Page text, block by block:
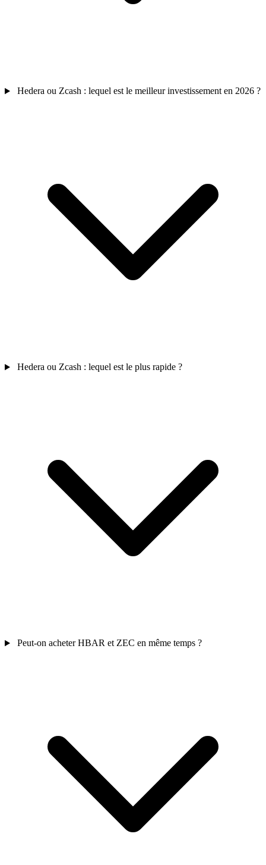
Hedera ou Zcash : lequel est le meilleur investissement en 2026 ?
Hedera ou Zcash : lequel est le plus rapide ?
Peut-on acheter HBAR et ZEC en même temps ?